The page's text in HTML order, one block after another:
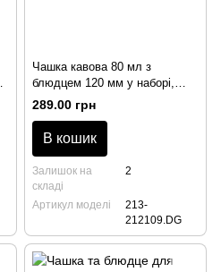
Чашка кавова 80 мл з
блюдцем 120 мм у наборі,
Dark Gray
289.00 грн
В кошик
Залишок на
складі
2
Артикул моделі
213-
212109.DG